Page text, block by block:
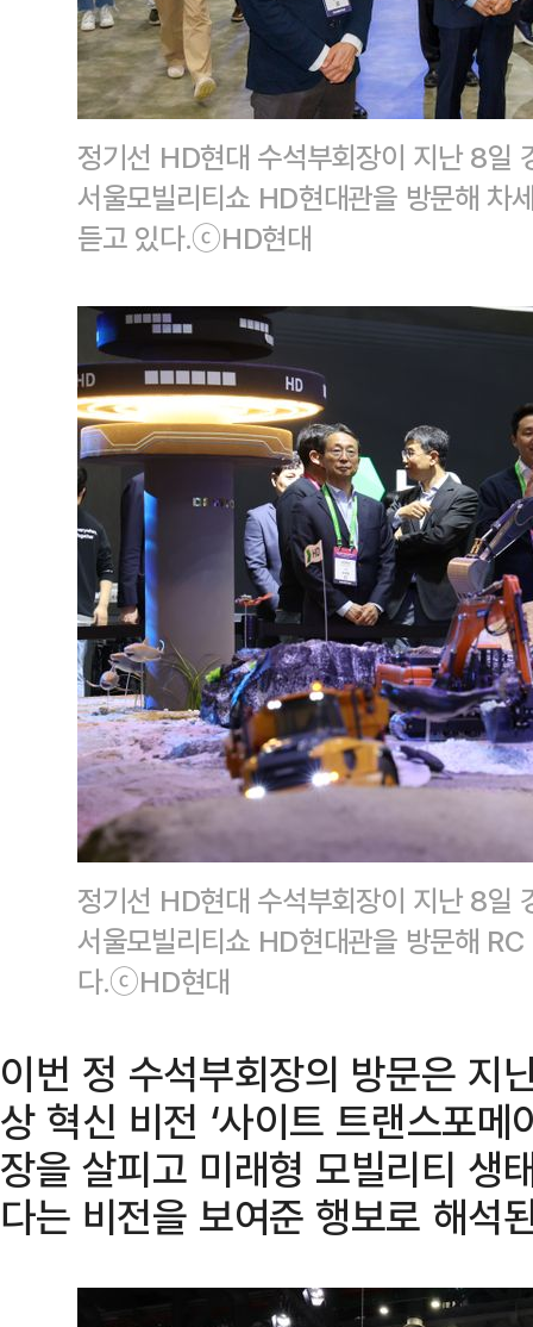
정기선 HD현대 수석부회장이 지난 8
서울모빌리티쇼 HD현대관을 방문해 차
듣고 있다.ⓒHD현대
정기선 HD현대 수석부회장이 지난 8
서울모빌리티쇼 HD현대관을 방문해
다.ⓒHD현대
이번 정 수석부회장의 방문은 지
상 혁신 비전 ‘사이트 트랜스포
장을 살피고 미래형 모빌리티 생
다는 비전을 보여준 행보로 해석